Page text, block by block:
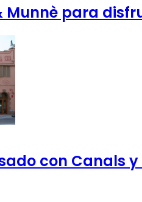
Munnè para
con Canals y